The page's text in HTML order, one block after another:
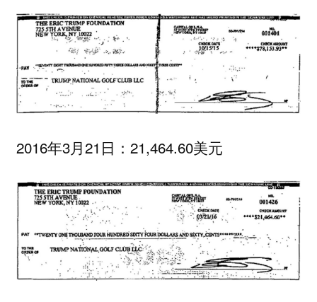
2016年3月21日：21,464.60美元